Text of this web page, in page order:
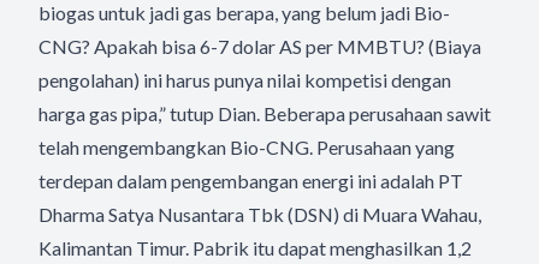
biogas untuk jadi gas berapa, yang belum jadi Bio-
CNG? Apakah bisa 6-7 dolar AS per MMBTU? (Biaya
pengolahan) ini harus punya nilai kompetisi dengan
harga gas pipa,” tutup Dian. Beberapa perusahaan sawit
telah mengembangkan Bio-CNG. Perusahaan yang
terdepan dalam pengembangan energi ini adalah PT
Dharma Satya Nusantara Tbk (DSN) di Muara Wahau,
Kalimantan Timur. Pabrik itu dapat menghasilkan 1,2